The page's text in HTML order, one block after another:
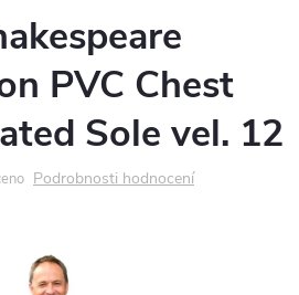
PVC Chest
Sole vel. 12
Podrobnosti hodnocení